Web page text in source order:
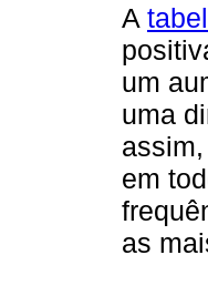
A
um
uma
em
as